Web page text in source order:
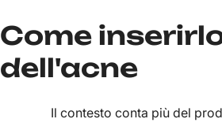
Come
dell'acne
Il contesto conta più del